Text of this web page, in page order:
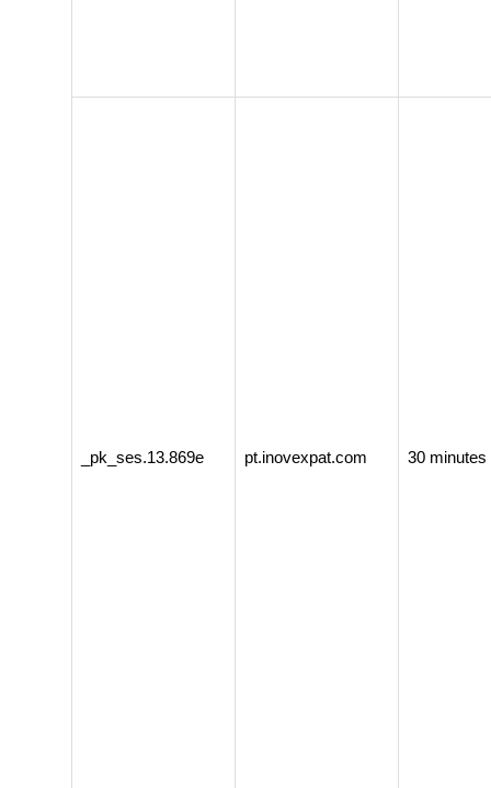
_pk_ses.13.869e pt.inovexpat.com 30 minutes